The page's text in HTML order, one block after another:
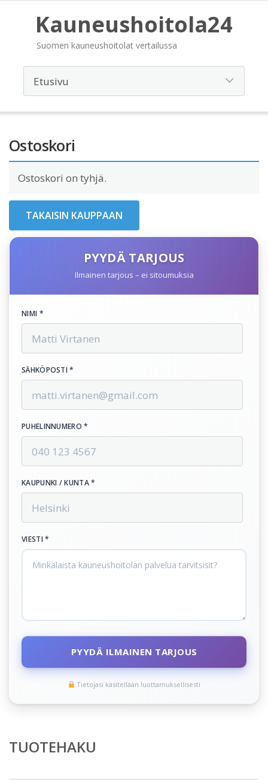
Kauneushoitola24
Suomen kauneushoitolat vertailussa
Ostoskori
Ostoskori on tyhjä.
TAKAISIN KAUPPAAN
PYYDÄ TARJOUS
Ilmainen tarjous – ei sitoumuksia
NIMI *
SÄHKÖPOSTI *
PUHELINNUMERO *
KAUPUNKI / KUNTA *
VIESTI *
PYYDÄ ILMAINEN TARJOUS
Tietojasi käsitellään luottamuksellisesti
TUOTEHAKU